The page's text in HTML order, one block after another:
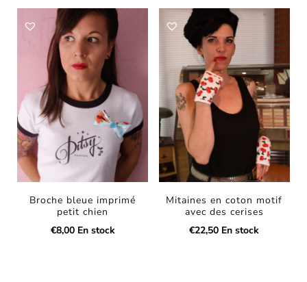
Broche bleue imprimé
petit chien
€8,00 En stock
Mitaines en coton motif
avec des cerises
€22,50 En stock